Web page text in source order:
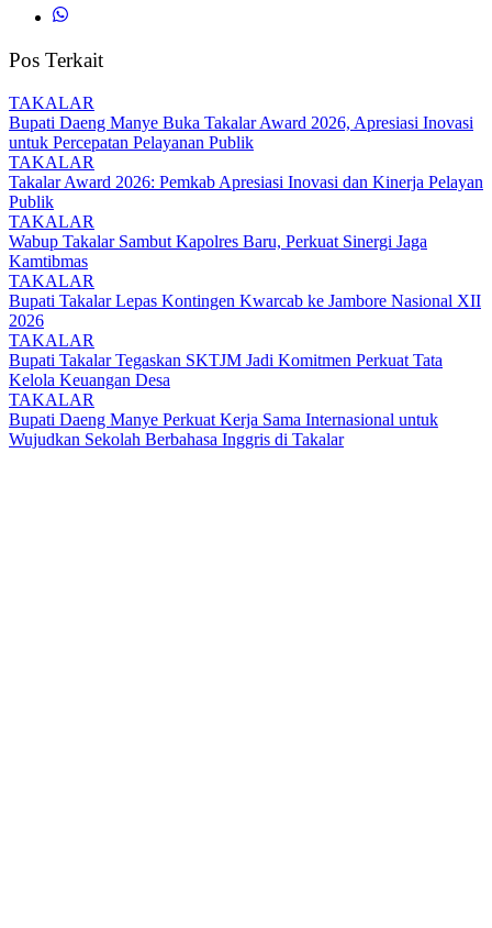
Pos Terkait
TAKALAR
Bupati Daeng Manye Buka Takalar Award 2026, Apresiasi Inovasi
untuk Percepatan Pelayanan Publik
TAKALAR
Takalar Award 2026: Pemkab Apresiasi Inovasi dan Kinerja Pelayan
Publik
TAKALAR
Wabup Takalar Sambut Kapolres Baru, Perkuat Sinergi Jaga
Kamtibmas
TAKALAR
Bupati Takalar Lepas Kontingen Kwarcab ke Jambore Nasional XII
2026
TAKALAR
Bupati Takalar Tegaskan SKTJM Jadi Komitmen Perkuat Tata
Kelola Keuangan Desa
TAKALAR
Bupati Daeng Manye Perkuat Kerja Sama Internasional untuk
Wujudkan Sekolah Berbahasa Inggris di Takalar